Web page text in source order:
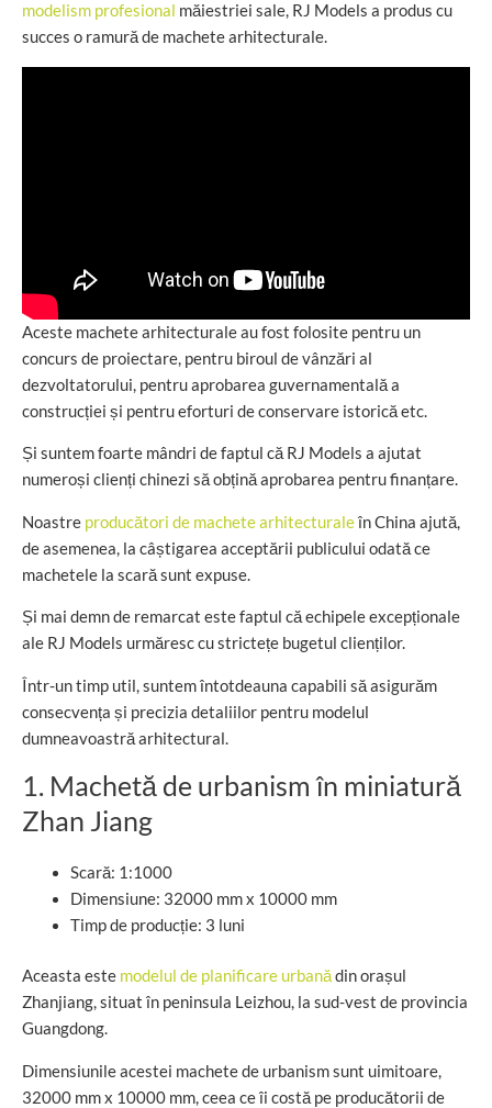
modelism profesional măiestriei sale, RJ Models a produs cu
succes o ramură de machete arhitecturale.
Aceste machete arhitecturale au fost folosite pentru un
concurs de proiectare, pentru biroul de vânzări al
dezvoltatorului, pentru aprobarea guvernamentală a
construcției și pentru eforturi de conservare istorică etc.
Și suntem foarte mândri de faptul că RJ Models a ajutat
numeroși clienți chinezi să obțină aprobarea pentru finanțare.
Noastre producători de machete arhitecturaleîn China ajută,
de asemenea, la câștigarea acceptării publicului odată ce
machetele la scară sunt expuse.
Și mai demn de remarcat este faptul că echipele excepționale
ale RJ Models urmăresc cu strictețe bugetul clienților.
Într-un timp util, suntem întotdeauna capabili să asigurăm
consecvența și precizia detaliilor pentru modelul
dumneavoastră arhitectural.
1. Machetă de urbanism în miniatură
Zhan Jiang
Scară: 1:1000
Dimensiune: 32000 mm x 10000 mm
Timp de producție: 3 luni
Aceasta este modelul de planificare urbanădin orașul
Zhanjiang, situat în peninsula Leizhou, la sud-vest de provincia
Guangdong.
Dimensiunile acestei machete de urbanism sunt uimitoare,
32000 mm x 10000 mm, ceea ce îi costă pe producătorii de